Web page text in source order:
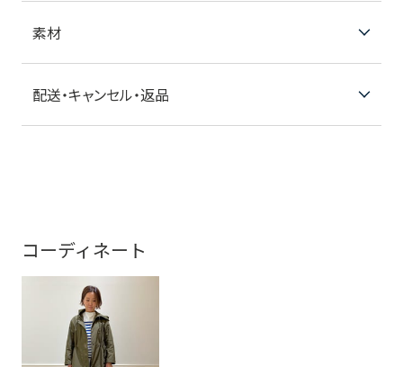
素材
配送・キャンセル・返品
コーディネート